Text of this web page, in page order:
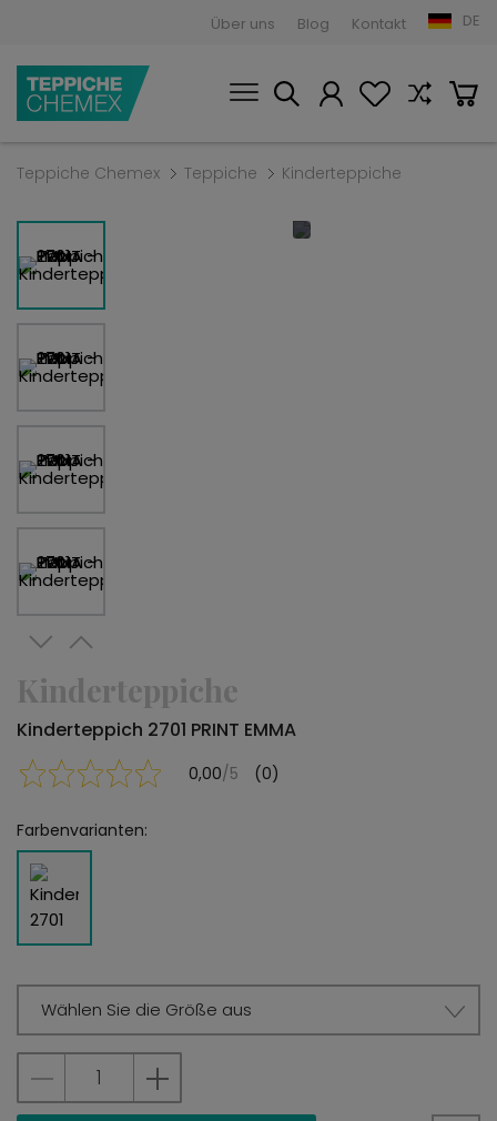
Über uns Blog Kontakt DE
Teppiche Chemex Teppiche Kinderteppiche
Kinderteppiche
Kinderteppich 2701 PRINT EMMA
0,00/5 (0)
Farbenvarianten:
Wählen Sie die Größe aus